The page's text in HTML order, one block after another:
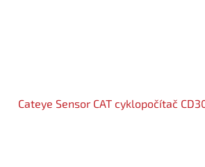
Cateye Sensor CAT cyklopočítač